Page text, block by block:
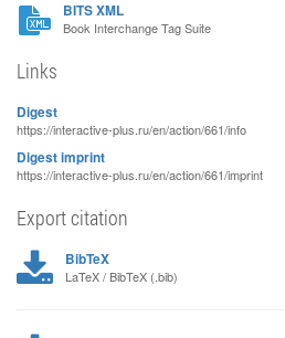
BITS XML
Book Interchange Tag Suite
Links
Digest
https://interactive-plus.ru/en/action/661/info
Digest imprint
https://interactive-plus.ru/en/action/661/imprint
Export citation
BibTeX
LaTeX / BibTeX (.bib)